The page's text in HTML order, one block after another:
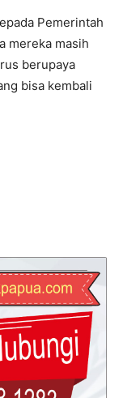
Pemerintah
mereka masih
berupaya
bisa kembali